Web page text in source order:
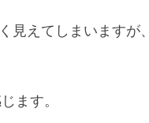
見えてしまいますが
ます。